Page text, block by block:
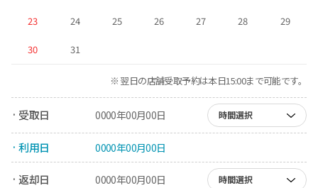
23 24 25 26 27 28 29
30 31
※ 翌日の店舗受取予約は本日15:00まで可能です。
· 受取日 0000年00月00日 時間選択
· 利用日 0000年00月00日
· 返却日 0000年00月00日 時間選択